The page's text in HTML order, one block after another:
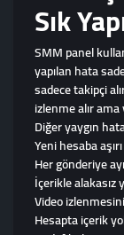
Sık
SMM panel
yapılan hata
sadece takipçi
izlenme alır
Diğer yaygın
Yeni hesaba
Her gönderiye
İçerikle
Video
Hesapta içerik